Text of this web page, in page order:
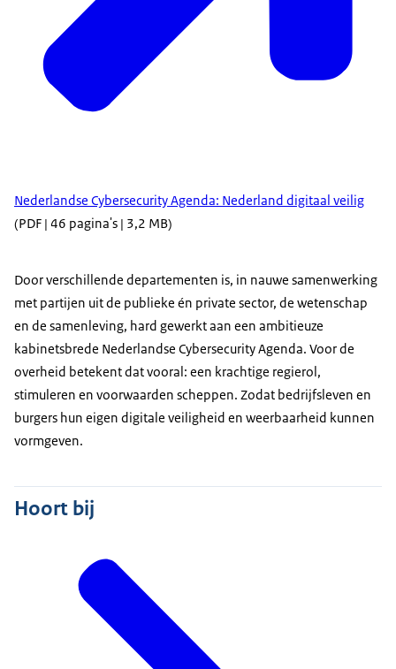
Nederlandse Cybersecurity Agenda: Nederland digitaal veilig
(PDF | 46 pagina's | 3,2 MB)
Door verschillende departementen is, in nauwe samenwerking
met partijen uit de publieke én private sector, de wetenschap
en de samenleving, hard gewerkt aan een ambitieuze
kabinetsbrede Nederlandse Cybersecurity Agenda. Voor de
overheid betekent dat vooral: een krachtige regierol,
stimuleren en voorwaarden scheppen. Zodat bedrijfsleven en
burgers hun eigen digitale veiligheid en weerbaarheid kunnen
vormgeven.
Hoort bij